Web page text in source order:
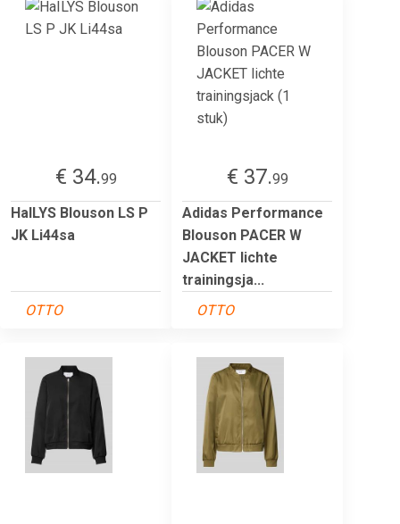
€ 34.99
HaILYS Blouson LS P
JK Li44sa
OTTO
€ 37.99
Adidas Performance
Blouson PACER W
JACKET lichte
trainingsja...
OTTO